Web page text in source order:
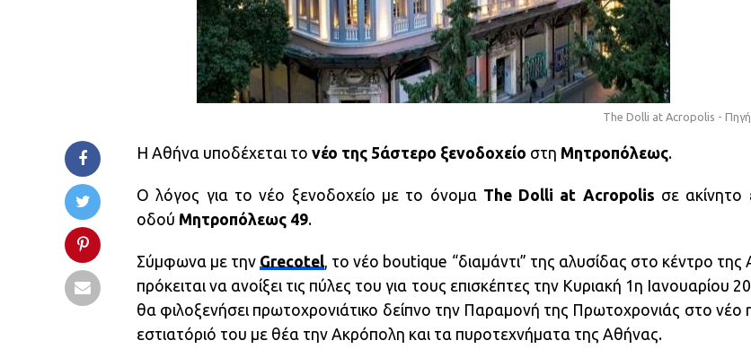
The Dolli at Acropolis -
Η Αθήνα υποδέχεται το νέο της 5άστερο ξενοδοχείο στη Μητροπόλεως.
Ο λόγος για το νέο ξενοδοχείο με το όνομα The Dolli at Acropolis σε ακίνητο
οδού Μητροπόλεως 49.
Σύμφωνα με την Grecotel, το νέο boutique “διαμάντι” της αλυσίδας στο κέντρο της
πρόκειται να ανοίξει τις πύλες του για τους επισκέπτες την Κυριακή 1η Ιανουαρίου
θα φιλοξενήσει πρωτοχρονιάτικο δείπνο την Παραμονή της Πρωτοχρονιάς στο
εστιατόριό του με θέα την Ακρόπολη και τα πυροτεχνήματα της Αθήνας.